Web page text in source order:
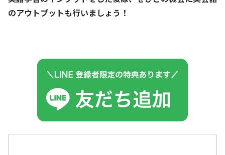
のアウトプットも行いましょう！